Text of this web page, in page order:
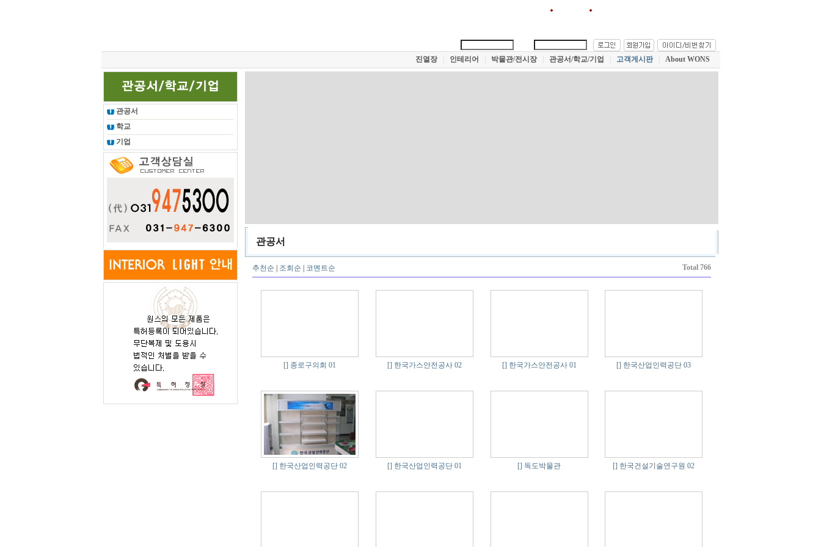
진열장 인테리어 박물관/전시장 관공서/학교/기업 고객게시판 About WONS
관공서
학교
기업
관공서
추천순 조회순 코멘트순 Total 766
[] 종로구의회 01 [] 한국가스안전공사 02 [] 한국가스안전공사 01 [] 한국산업인력공단 03
[] 한국산업인력공단 02 [] 한국산업인력공단 01 [] 독도박물관 [] 한국건설기술연구원 02